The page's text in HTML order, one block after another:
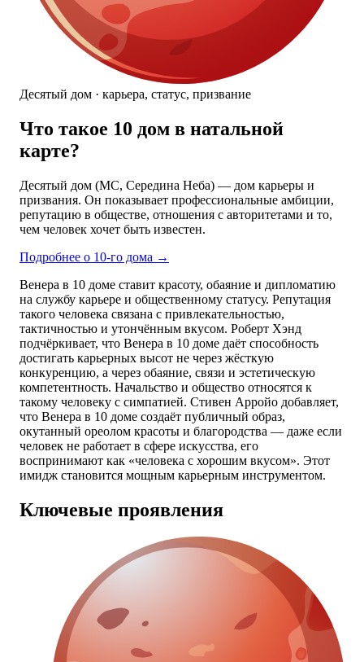
Десятый дом · карьера, статус, призвание
Что такое 10 дом в натальной
карте?
Десятый дом (MC, Середина Неба) — дом карьеры и
призвания. Он показывает профессиональные амбиции,
репутацию в обществе, отношения с авторитетами и то,
чем человек хочет быть известен.
Подробнее о 10-го дома →
Венера в 10 доме ставит красоту, обаяние и дипломатию
на службу карьере и общественному статусу. Репутация
такого человека связана с привлекательностью,
тактичностью и утончённым вкусом. Роберт Хэнд
подчёркивает, что Венера в 10 доме даёт способность
достигать карьерных высот не через жёсткую
конкуренцию, а через обаяние, связи и эстетическую
компетентность. Начальство и общество относятся к
такому человеку с симпатией. Стивен Арройо добавляет,
что Венера в 10 доме создаёт публичный образ,
окутанный ореолом красоты и благородства — даже если
человек не работает в сфере искусства, его
воспринимают как «человека с хорошим вкусом». Этот
имидж становится мощным карьерным инструментом.
Ключевые проявления